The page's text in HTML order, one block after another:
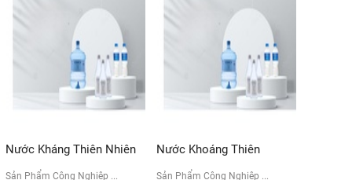
Nước Kháng Thiên Nhiên
...
Sản Phẩm Công Nghiệp ...
Nước Khoáng Thiên
Nhiên ...
Sản Phẩm Công Nghiệp ...